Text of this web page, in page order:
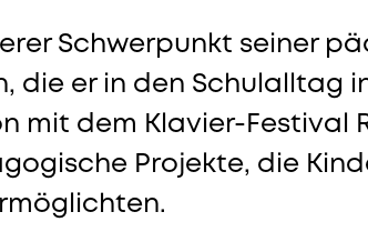
Schwerpunkt seiner
die er in den Schulalltag
mit dem Klavier-Festival
Projekte, die